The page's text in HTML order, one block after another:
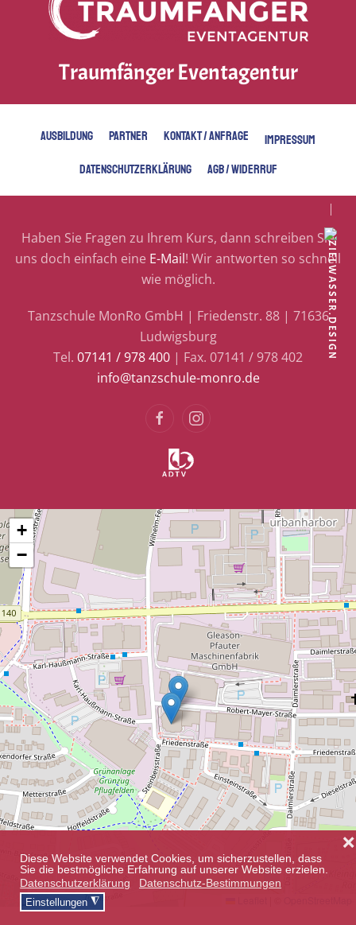
Diese Website verwendet Cookies, um sicherzustellen, dass
Sie die bestmögliche Erfahrung auf unserer Website erzielen.
Datenschutzerklärung
Datenschutz-Bestimmungen
Einstellungen ◮
❌
Traumfänger Eventagentur
AUSBILDUNG PARTNER KONTAKT / ANFRAGE
IMPRESSUM
DATENSCHUTZERKLÄRUNG
AGB / WIDERRUF
Haben Sie Fragen zu Ihrem Kurs, dann schreiben Sie
uns doch einfach eine E-Mail! Wir antworten so schnell
wie möglich.
Tanzschule MonRo GmbH | Friedenstr. 88 | 71636
Ludwigsburg
Tel. 07141 / 978 400 | Fax. 07141 / 978 402
info@tanzschule-monro.de
+
−